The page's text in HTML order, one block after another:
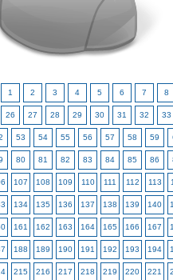
1 2 3 4 5 6 7 8
26 27 28 29 30 31 32 33
53 54 55 56 57 58 59
80 81 82 83 84 85 86
107 108 109 110 111 112 113
134 135 136 137 138 139 140
161 162 163 164 165 166 167
188 189 190 191 192 193 194
215 216 217 218 219 220 221